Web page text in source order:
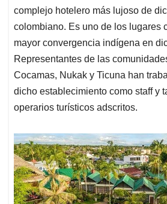
complejo hotelero más lujoso de
colombiano. Es uno de los lugares
mayor convergencia indígena en
Representantes de las
Cocamas, Nukak y Ticuna han
dicho establecimiento como staff y
operarios turísticos adscritos.